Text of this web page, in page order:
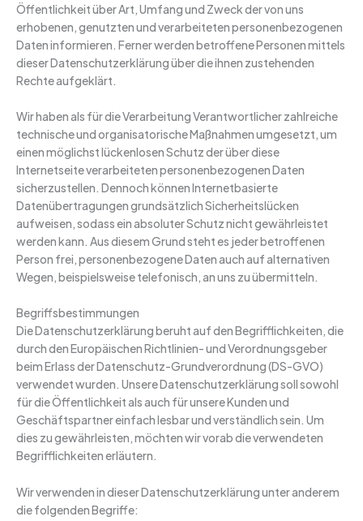
Öffentlichkeit über Art, Umfang und Zweck der von uns
erhobenen, genutzten und verarbeiteten personenbezogenen
Daten informieren. Ferner werden betroffene Personen mittels
dieser Datenschutzerklärung über die ihnen zustehenden
Rechte aufgeklärt.
Wir haben als für die Verarbeitung Verantwortlicher zahlreiche
technische und organisatorische Maßnahmen umgesetzt, um
einen möglichst lückenlosen Schutz der über diese
Internetseite verarbeiteten personenbezogenen Daten
sicherzustellen. Dennoch können Internetbasierte
Datenübertragungen grundsätzlich Sicherheitslücken
aufweisen, sodass ein absoluter Schutz nicht gewährleistet
werden kann. Aus diesem Grund steht es jeder betroffenen
Person frei, personenbezogene Daten auch auf alternativen
Wegen, beispielsweise telefonisch, an uns zu übermitteln.
Begriffsbestimmungen
Die Datenschutzerklärung beruht auf den Begrifflichkeiten, die
durch den Europäischen Richtlinien- und Verordnungsgeber
beim Erlass der Datenschutz-Grundverordnung (DS-GVO)
verwendet wurden. Unsere Datenschutzerklärung soll sowohl
für die Öffentlichkeit als auch für unsere Kunden und
Geschäftspartner einfach lesbar und verständlich sein. Um
dies zu gewährleisten, möchten wir vorab die verwendeten
Begrifflichkeiten erläutern.
Wir verwenden in dieser Datenschutzerklärung unter anderem
die folgenden Begriffe: